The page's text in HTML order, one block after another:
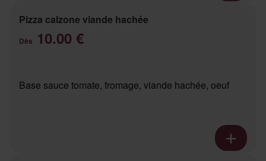
Pizza calzone viande hachée
Dès 10.00 €
Base sauce tomate, fromage, viande hachée, oeuf